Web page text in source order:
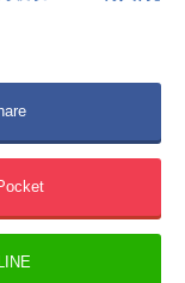
LINE